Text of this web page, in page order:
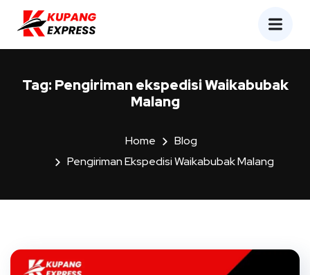
Tag: Pengiriman ekspedisi Waikabubak
Malang
Home
Blog
Pengiriman Ekspedisi Waikabubak Malang